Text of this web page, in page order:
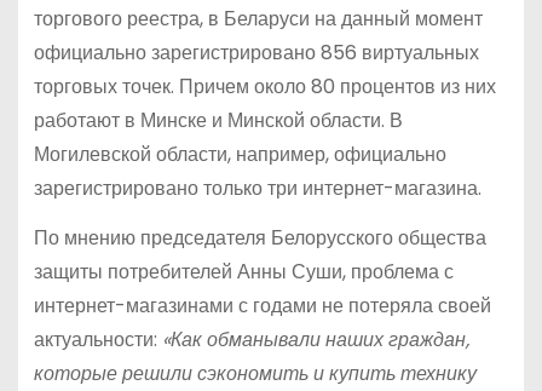
торгового реестра, в Беларуси на данный момент
официально зарегистрировано 856 виртуальных
торговых точек. Причем около 80 процентов из них
работают в Минске и Минской области. В
Могилевской области, например, официально
зарегистрировано только три интернет-магазина.
По мнению председателя Белорусского общества
защиты потребителей Анны Суши, проблема с
интернет-магазинами с годами не потеряла своей
актуальности: «Как обманывали наших граждан,
которые решили сэкономить и купить технику